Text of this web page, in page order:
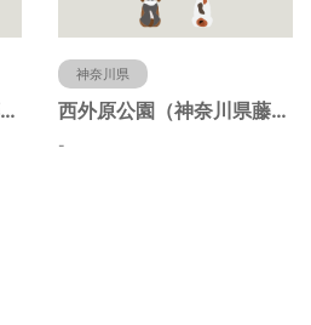
昭和台公園（神奈川県藤沢市）
神奈川県
西外原公園（神奈川県藤沢市）
-